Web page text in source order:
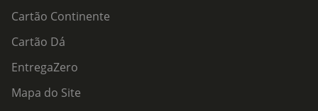
Cartão Continente
Cartão Dá
EntregaZero
Mapa do Site